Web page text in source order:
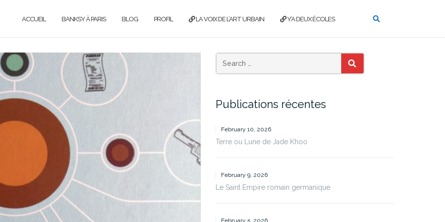
ACCUEIL BANKSY À PARIS BLOG PROFIL LA VOIX DE L’ART URBAIN Y’A DEUX ÉCOLES
SEARCH
Publications récentes
February 10, 2026
Terre ou Lune de Jade Khoo
February 9, 2026
Le Saint Empire romain germanique
February 5, 2026